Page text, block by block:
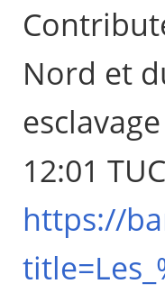
Nord et
12:01
https://